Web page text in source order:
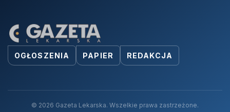
OGŁOSZENIA PAPIER REDAKCJA
© 2026 Gazeta Lekarska. Wszelkie prawa zastrzeżone.